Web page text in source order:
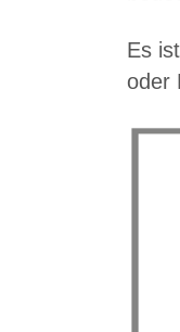
Es
oder